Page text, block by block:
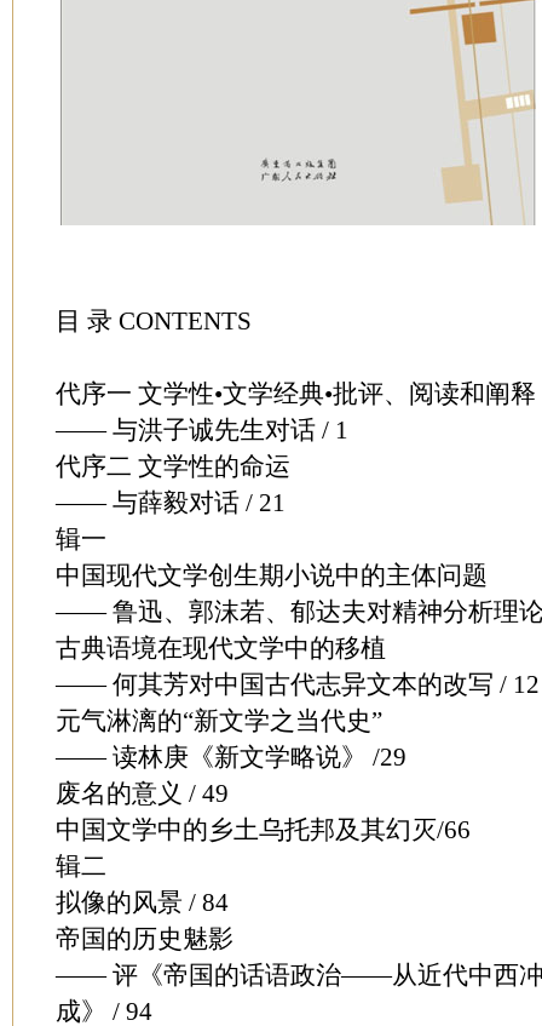
目 录 CONTENTS
代序一 文学性•文学经典•批评、阅读和阐释
—— 与洪子诚先生对话 / 1
代序二 文学性的命运
—— 与薛毅对话 / 21
辑一
中国现代文学创生期小说中的主体问题
—— 鲁迅、郭沫若、郁达夫对精神分析理
古典语境在现代文学中的移植
—— 何其芳对中国古代志异文本的改写 / 12
元气淋漓的“新文学之当代史”
—— 读林庚《新文学略说》 /29
废名的意义 / 49
中国文学中的乡土乌托邦及其幻灭/66
辑二
拟像的风景 / 84
帝国的历史魅影
—— 评《帝国的话语政治——从近代中西冲
成》 / 94